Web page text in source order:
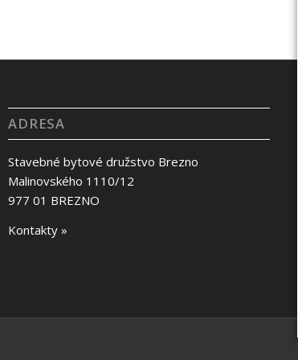
ADRESA
Stavebné bytové družstvo Brezno
Malinovského 1110/12
977 01 BREZNO
Kontakty »